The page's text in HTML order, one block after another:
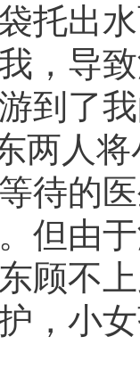
托出
，导
到了
两人
待的
但由
顾不
，小